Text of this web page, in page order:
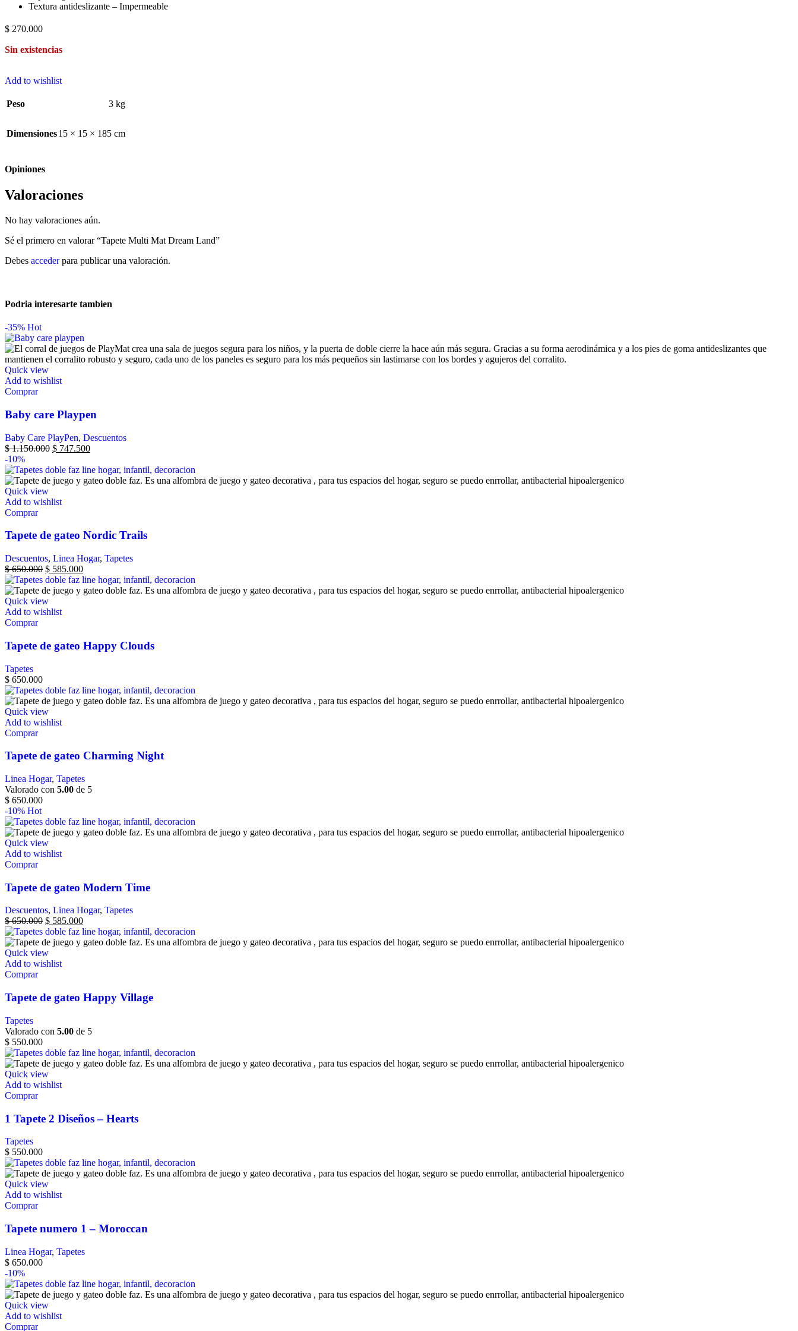
Textura antideslizante – Impermeable
$ 270.000
Sin existencias
Add to wishlist
Peso 3 kg
Dimensiones15 × 15 × 185 cm
Opiniones
Valoraciones
No hay valoraciones aún.
Sé el primero en valorar “Tapete Multi Mat Dream Land”
Debes accederpara publicar una valoración.
Podria interesarte tambien
-35% Hot
Quick view
Add to wishlist
Comprar
Baby care Playpen
Baby Care PlayPen, Descuentos
$1.150.000 $ 747.500
-10%
Quick view
Add to wishlist
Comprar
Tapete de gateo Nordic Trails
Descuentos, Linea Hogar, Tapetes
$650.000 $ 585.000
Quick view
Add to wishlist
Comprar
Tapete de gateo Happy Clouds
Tapetes
$ 650.000
Quick view
Add to wishlist
Comprar
Tapete de gateo Charming Night
Linea Hogar, Tapetes
Valorado con 5.00 de 5
$ 650.000
-10% Hot
Quick view
Add to wishlist
Comprar
Tapete de gateo Modern Time
Descuentos, Linea Hogar, Tapetes
$650.000 $ 585.000
Quick view
Add to wishlist
Comprar
Tapete de gateo Happy Village
Tapetes
Valorado con 5.00 de 5
$ 550.000
Quick view
Add to wishlist
Comprar
1 Tapete 2 Diseños – Hearts
Tapetes
$ 550.000
Quick view
Add to wishlist
Comprar
Tapete numero 1 – Moroccan
Linea Hogar, Tapetes
$ 650.000
-10%
Quick view
Add to wishlist
Comprar